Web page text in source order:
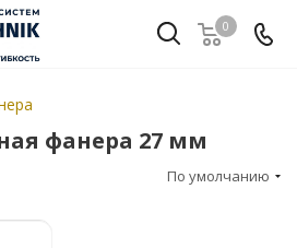
0
фанера 27 мм
По умолчанию